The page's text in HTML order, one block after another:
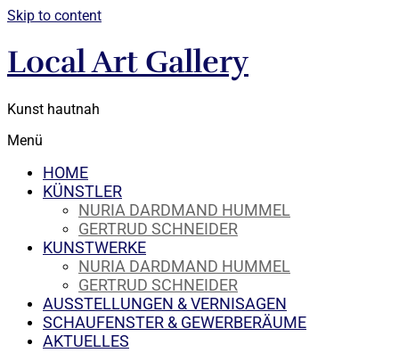
Skip to content
Local Art Gallery
Kunst hautnah
Menü
HOME
KÜNSTLER
NURIA DARDMAND HUMMEL
GERTRUD SCHNEIDER
KUNSTWERKE
NURIA DARDMAND HUMMEL
GERTRUD SCHNEIDER
AUSSTELLUNGEN & VERNISAGEN
SCHAUFENSTER & GEWERBERÄUME
AKTUELLES